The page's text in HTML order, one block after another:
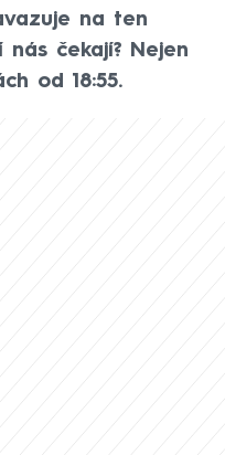
na ten
čekají? Nejen
od 18:55.